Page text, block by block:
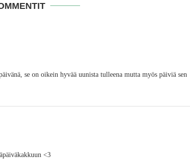
se on oikein hyvää uunista tulleena mutta myös päiviä sen
<3